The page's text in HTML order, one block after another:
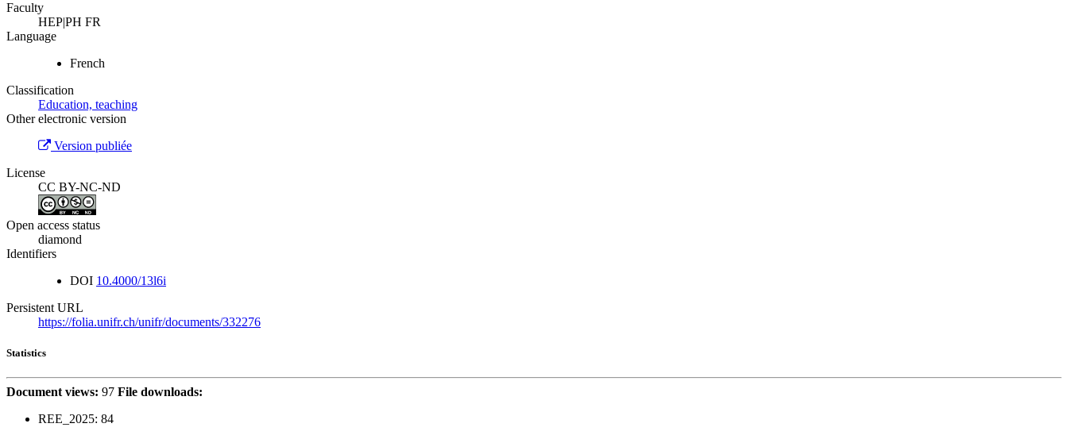
Faculty
HEP|PH FR
Language
French
Classification
Education, teaching
Other electronic version
Version publiée
License
CC BY-NC-ND
Open access status
diamond
Identifiers
DOI 10.4000/13l6i
Persistent URL
https://folia.unifr.ch/unifr/documents/332276
Statistics
Document views: 97 File downloads:
REE_2025: 84